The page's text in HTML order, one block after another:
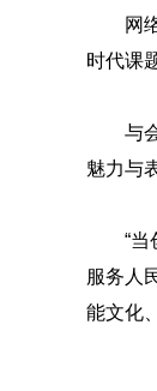
网
时代课
与
魅力与
“当
服务人
能文化